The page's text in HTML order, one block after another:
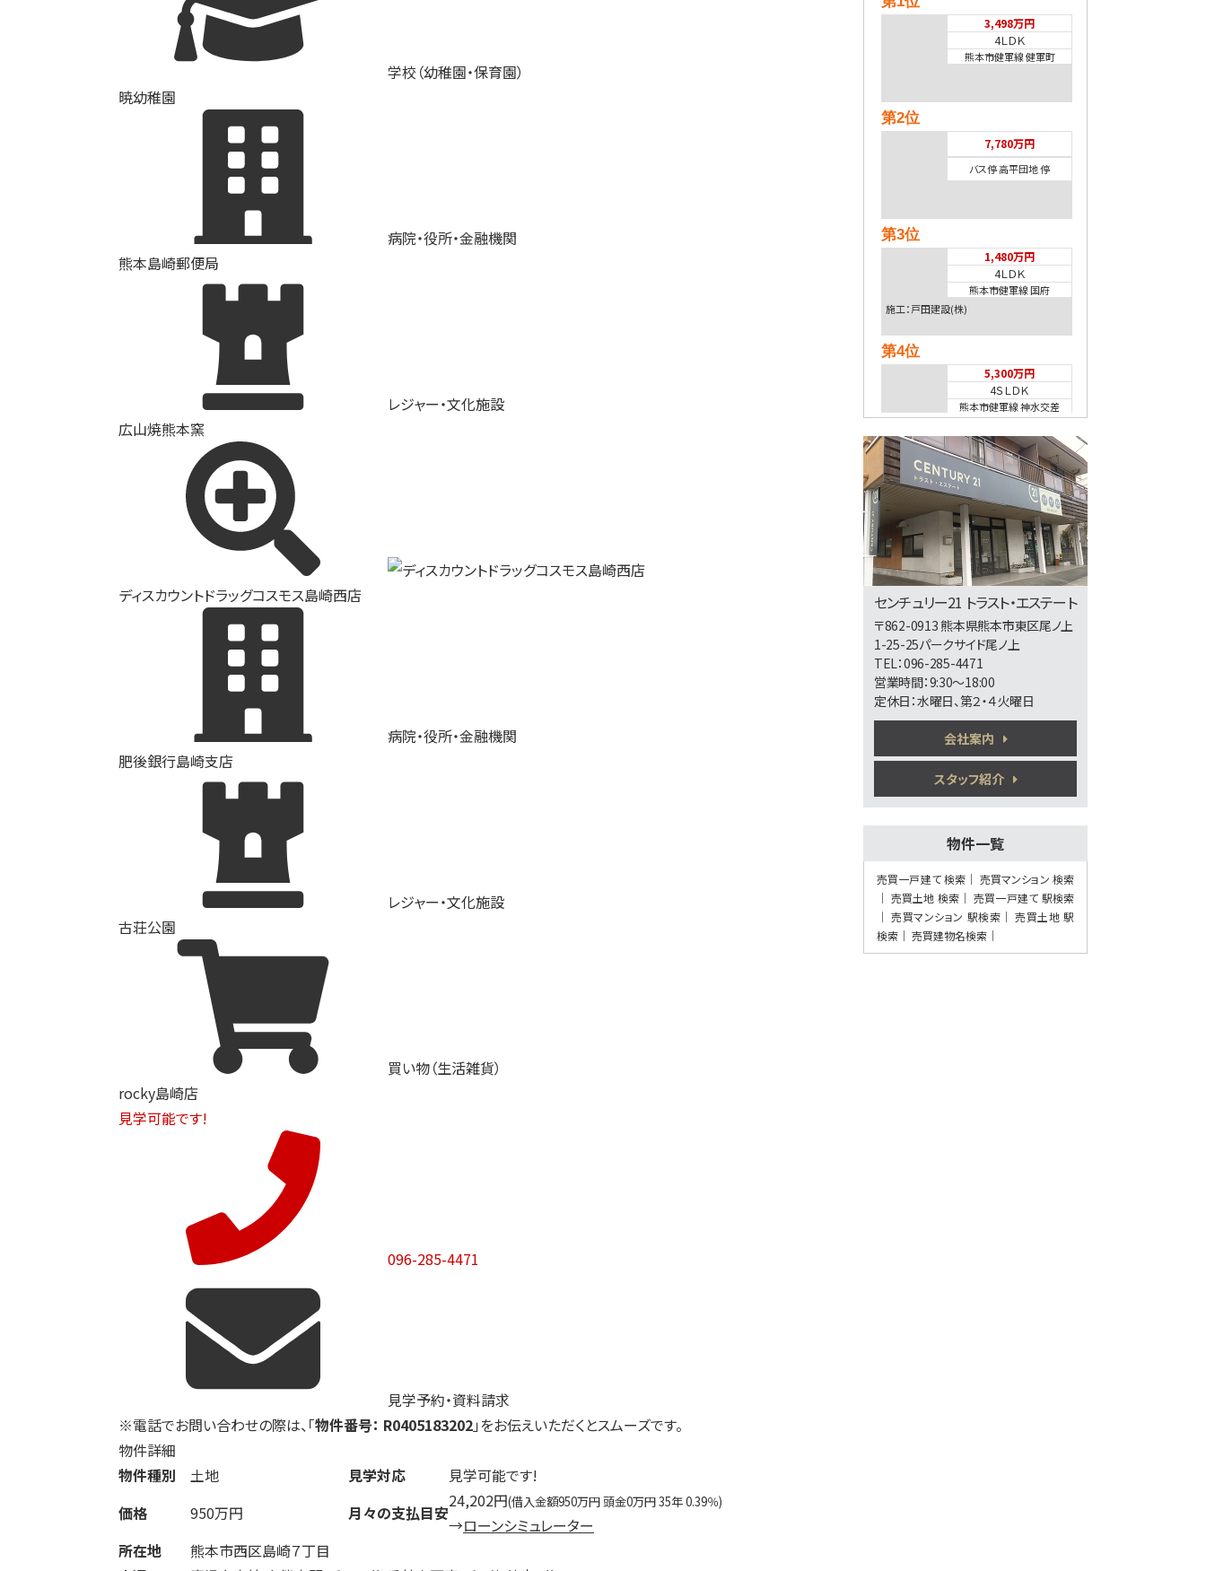
学校（幼稚園・保育園）
暁幼稚園
病院・役所・金融機関
熊本島崎郵便局
レジャー・文化施設
広山焼熊本窯
ディスカウントドラッグコスモス島崎西店
病院・役所・金融機関
肥後銀行島崎支店
レジャー・文化施設
古荘公園
買い物（生活雑貨）
rocky島崎店
見学可能です!
096-285-4471
見学予約・資料請求
※電話でお問い合わせの際は、「物件番号： R0405183202」をお伝えいただくとスムーズです。
物件詳細
物件種別
土地 見学対応
見学可能です!
価格
950万円 月々の支払目安
24,202円(借入金額950万円 頭金0万円 35年 0.39％)
→ローンシミュレーター
所在地
熊本市西区島崎７丁目
3,498万円
4ＬＤＫ
熊本市健軍線 健軍町
第2位
7,780万円
バス停 高平団地 停
第3位
1,480万円
4ＬＤＫ
熊本市健軍線 国府
施工：戸田建設(株)
第4位
5,300万円
4ＳＬＤＫ
熊本市健軍線 神水交差
点
第5位
2,598万円
4ＬＤＫ
第6位
3,698万円
4ＬＤＫ
熊本市健軍線 健軍町
2,280万円
4ＬＤＫ
植木駅
歩41分
4ＬＤＫ
熊本電気鉄道 須屋 徒歩7
分
センチュリー21 トラスト・エステート
〒862-0913 熊本県熊本市東区尾ノ上
1-25-25パークサイド尾ノ上
TEL：096-285-4471
営業時間：9:30～18:00
定休日：水曜日、第２・４火曜日
会社案内
スタッフ紹介
物件一覧
売買一戸建て 検索
売買マンション 検索
売買土地 検索
売買一戸建て 駅検索
売買マンション 駅検索
売買土地 駅
検索
売買建物名検索